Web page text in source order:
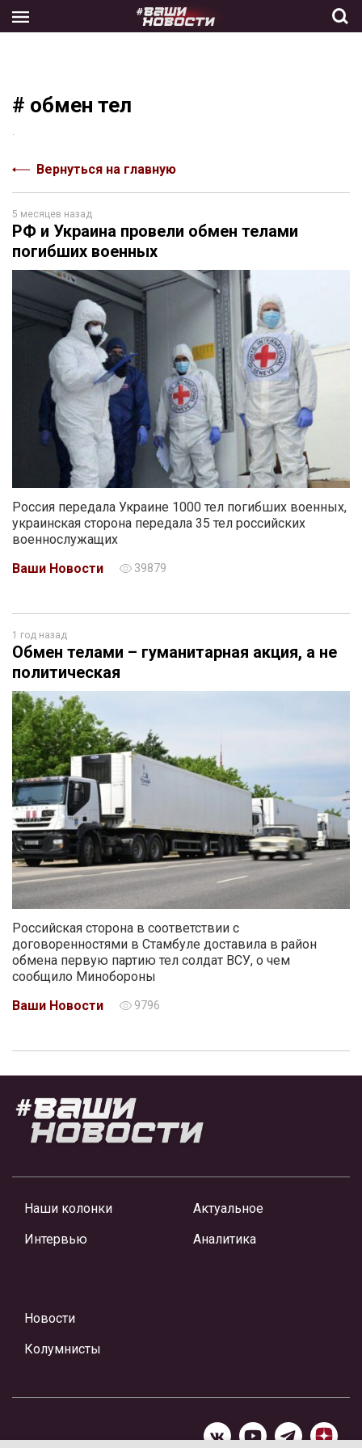
the
# обмен тел
Вернуться на главную
5 месяцев назад
РФ и Украина провели обмен телами
погибших военных
Россия передала Украине 1000 тел погибших военных,
украинская сторона передала 35 тел российских
военнослужащих
Ваши Новости
39879
1 год назад
Обмен телами – гуманитарная акция, а не
политическая
Российская сторона в соответствии с
договоренностями в Стамбуле доставила в район
обмена первую партию тел солдат ВСУ, о чем
сообщило Минобороны
Ваши Новости
9796
Наши колонки
Интервью
Актуальное
Аналитика
Новости
Колумнисты